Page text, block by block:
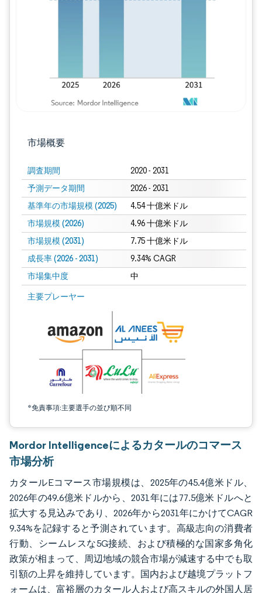
市場概要
調査期間 2020 - 2031
予測データ期間 2026 - 2031
基準年の市場規模 (2025) 4.54 十億米ドル
市場規模 (2026) 4.96 十億米ドル
市場規模 (2031) 7.75 十億米ドル
成長率 (2026 - 2031) 9.34% CAGR
市場集中度 中
主要プレーヤー
*免責事項:主要選手の並び順不同
画像 © Mordor Intelligence。再利用にはCC BY 4.0の表示が必要です。
Mordor Intelligenceによるカタールのコマース
市場分析
カタールEコマース市場規模は、2025年の45.4億米ドル、
2026年の49.6億米ドルから、2031年には77.5億米ドルへと
拡大する見込みであり、2026年から2031年にかけてCAGR
9.34%を記録すると予測されています。高級志向の消費者
行動、シームレスな5G接続、および積極的な国家多角化
政策が相まって、周辺地域の競合市場が減速する中でも取
引額の上昇を維持しています。国内および越境プラットフ
ォームは、富裕層のカタール人および高スキルの外国人居